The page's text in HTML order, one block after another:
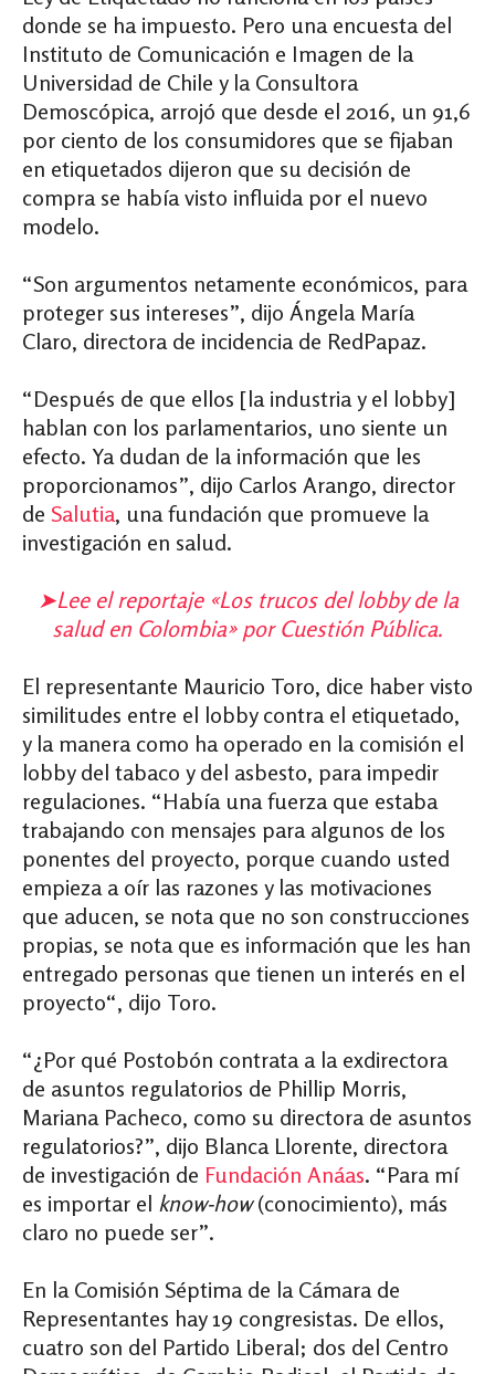
donde se ha impuesto. Pero una encuesta del
Instituto de Comunicación e Imagen de la
Universidad de Chile y la Consultora
Demoscópica, arrojó que desde el 2016, un 91,6
por ciento de los consumidores que se fijaban
en etiquetados dijeron que su decisión de
compra se había visto influida por el nuevo
modelo.
“Son argumentos netamente económicos, para
proteger sus intereses”, dijo Ángela María
Claro, directora de incidencia de RedPapaz.
“Después de que ellos [la industria y el lobby]
hablan con los parlamentarios, uno siente un
efecto. Ya dudan de la información que les
proporcionamos”, dijo Carlos Arango, director
de Salutia, una fundación que promueve la
investigación en salud.
➤Lee el reportaje «Los trucos del lobby de la
salud en Colombia» por Cuestión Pública.
El representante Mauricio Toro, dice haber visto
similitudes entre el lobby contra el etiquetado,
y la manera como ha operado en la comisión el
lobby del tabaco y del asbesto, para impedir
regulaciones. “Había una fuerza que estaba
trabajando con mensajes para algunos de los
ponentes del proyecto, porque cuando usted
empieza a oír las razones y las motivaciones
que aducen, se nota que no son construcciones
propias, se nota que es información que les han
entregado personas que tienen un interés en el
proyecto“, dijo Toro.
“¿Por qué Postobón contrata a la exdirectora
de asuntos regulatorios de Phillip Morris,
Mariana Pacheco, como su directora de asuntos
regulatorios?”, dijo Blanca Llorente, directora
de investigación de Fundación Anáas. “Para mí
es importar el know-how(conocimiento), más
claro no puede ser”.
En la Comisión Séptima de la Cámara de
Representantes hay 19 congresistas. De ellos,
cuatro son del Partido Liberal; dos del Centro